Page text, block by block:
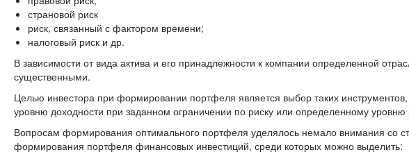
страновой риск
риск, связанный с фактором времени;
налоговый риск и др.
В зависимости от вида актива и его принадлежности к компании определенной
существенными.
Целью инвестора при формировании портфеля является выбор таких
уровню доходности при заданном ограничении по риску или определенному уровню
Вопросам формирования оптимального портфеля уделялось немало внимания со
формирования портфеля финансовых инвестиций, среди которых можно выделить: